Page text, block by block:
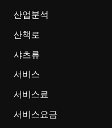
산업분석
산책로
샤츠류
서비스
서비스료
서비스요금